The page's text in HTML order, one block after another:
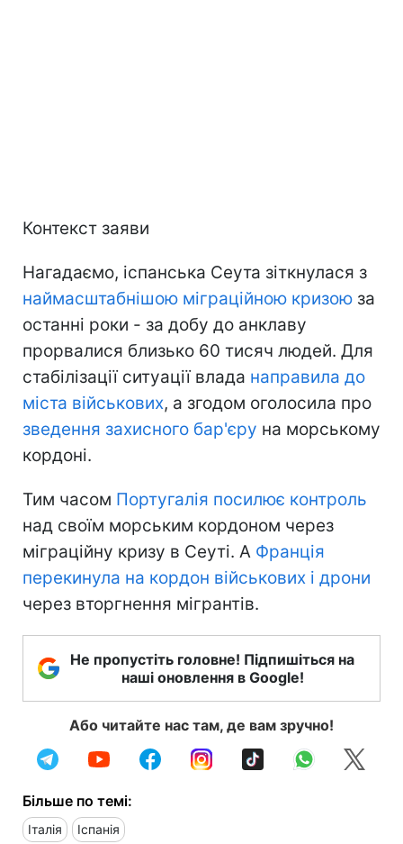
Контекст заяви
Нагадаємо, іспанська Сеута зіткнулася з
наймасштабнішою міграційною кризою за
останні роки - за добу до анклаву
прорвалися близько 60 тисяч людей. Для
стабілізації ситуації влада направила до
міста військових, а згодом оголосила про
зведення захисного бар'єру на морському
кордоні.
Тим часом Португалія посилює контроль
над своїм морським кордоном через
міграційну кризу в Сеуті. А Франція
перекинула на кордон військових і дрони
через вторгнення мігрантів.
Не пропустіть головне! Підпишіться на
наші оновлення в Google!
Або читайте нас там, де вам зручно!
Більше по темі:
Італія Іспанія